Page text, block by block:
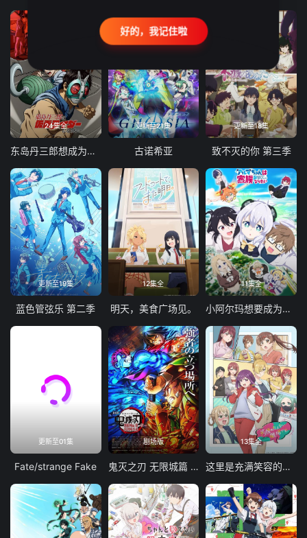
24集全
东岛丹三郎想成为假面骑士
更新至21集
古诺希亚
更新至18集
致不灭的你 第三季
更新至19集
蓝色管弦乐 第二季
12集全
明天，美食广场见。
11集全
小阿尔玛想要成为家人
更新至01集
Fate/strange Fake
剧场版
鬼灭之刃 无限城篇 第一章 猗窝座再袭
13集全
这里是充满笑容的职场。
好的，我记住啦